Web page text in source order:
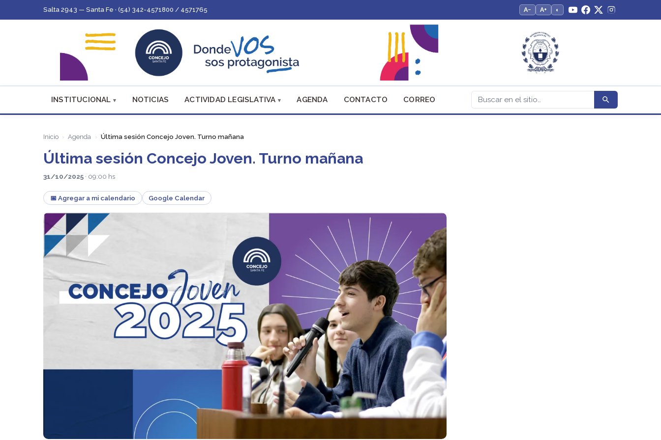
Salta 2943 — Santa Fe · (54) 342-4571800 / 4571765 A− A+ ◐
INSTITUCIONAL NOTICIAS ACTIVIDAD LEGISLATIVA AGENDA CONTACTO CORREO
Inicio Agenda Última sesión Concejo Joven. Turno mañana
Última sesión Concejo Joven. Turno mañana
31/10/2025 · 09:00 hs
📅 Agregar a mi calendario Google Calendar